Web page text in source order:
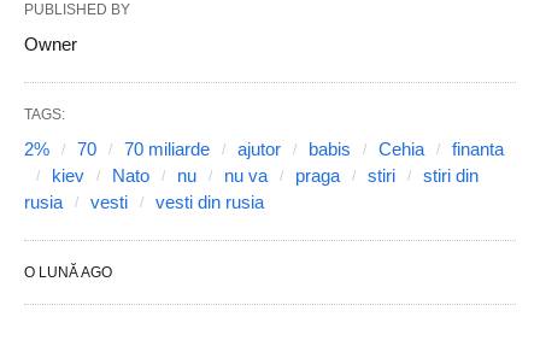
PUBLISHED BY
Owner
TAGS:
2% 70 70 miliarde ajutor babis Cehia
finanta
kiev
Nato nu nu va praga stiri
stiri din
rusia
vesti vesti din rusia
O LUNĂ AGO